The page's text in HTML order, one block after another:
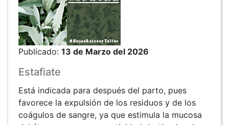
Publicado: 13 de Marzo del 2026
Estafiate
Está indicada para después del parto, pues
favorece la expulsión de los residuos y de los
coágulos de sangre, ya que estimula la mucosa